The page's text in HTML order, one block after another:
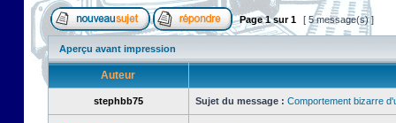
Page1sur1 [ 5 message(s) ]
Aperçu avant impression
Auteur
stephbb75 Sujet du message : Comportement bizarre